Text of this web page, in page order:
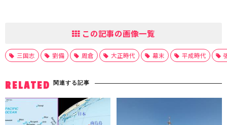
この記事の画像一覧
三国志 劉備 周倉 大正時代 幕末 平成時代
RELATED 関連する記事